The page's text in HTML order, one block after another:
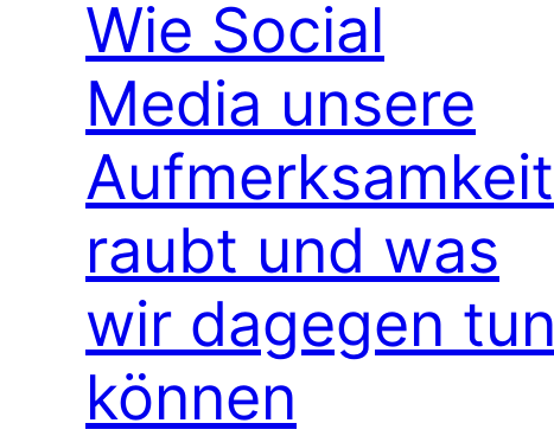
Wie Social
Media unsere
Aufmerksamkeit
raubt und was
wir dagegen tun
können